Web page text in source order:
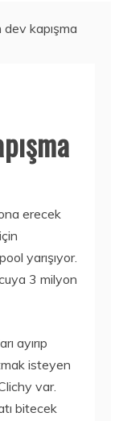
kapışma
erecek
yarışıyor.
3 milyon
ayırıp
isteyen
var.
bitecek